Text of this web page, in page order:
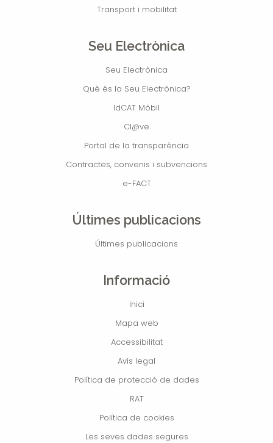
Transport i mobilitat
Seu Electrònica
Seu Electrònica
Què és la Seu Electrònica?
IdCAT Mòbil
Cl@ve
Portal de la transparència
Contractes, convenis i subvencions
e-FACT
Últimes publicacions
Últimes publicacions
Informació
Inici
Mapa web
Accessibilitat
Avís legal
Política de protecció de dades
RAT
Política de cookies
Les seves dades segures